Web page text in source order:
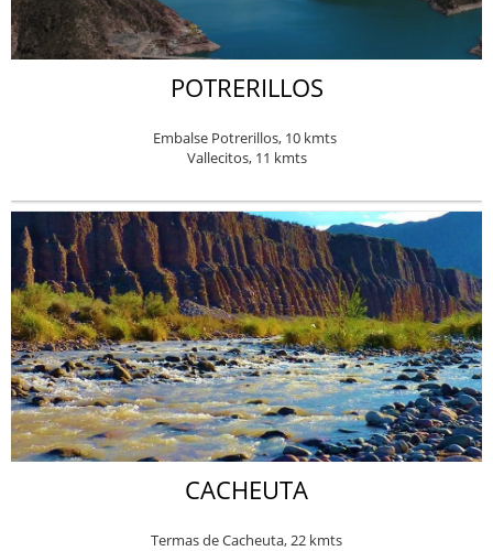
POTRERILLOS
Embalse Potrerillos, 10 kmts
Vallecitos, 11 kmts
CACHEUTA
Termas de Cacheuta, 22 kmts